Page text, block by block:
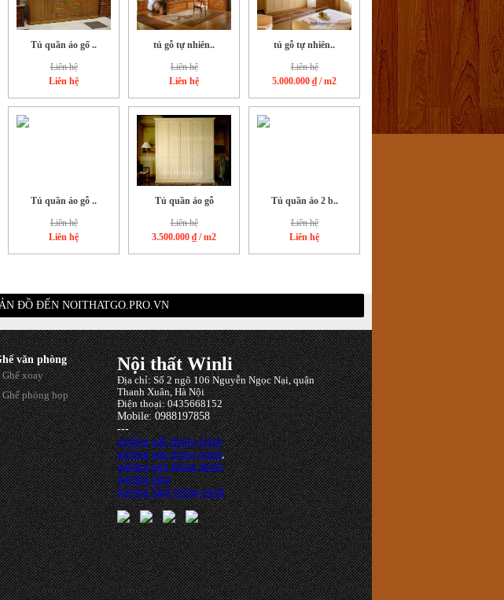
Tủ quần áo gố ..
Liên hệ
Liên hệ
Tủ quần áo gỗ ..
Liên hệ
Liên hệ
tủ gỗ tự nhiên..
Liên hệ
Liên hệ
Tủ quần áo gỗ
Liên hệ
3.500.000 ₫ / m2
tủ gỗ tự nhiên..
Liên hệ
5.000.000 ₫ / m2
Tủ quần áo 2 b..
Liên hệ
Liên hệ
ĐỒ ĐẾN NOITHATGO.PRO.VN
văn phòng
Ghế xoay
Ghế phòng họp
Nội thất Winli
Địa chỉ: Số 2 ngõ 106 Nguyễn Ngọc Nại, quận
Thanh Xuân, Hà Nội
Điện thoại: 0435668152
Mobile: 0988197858
---
giường gấp thông minh
giường gấp thông minh,
giường ngủ thông minh
giường tầng
giường tầng thông minh